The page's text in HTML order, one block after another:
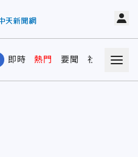
即時 熱門 要聞 社會 娛樂